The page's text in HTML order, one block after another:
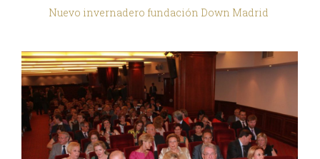
Nuevo invernadero fundación Down Madrid